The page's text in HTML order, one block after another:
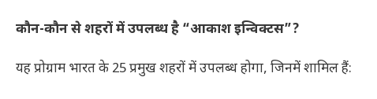
कौन-कौन से शहरों में उपलब्ध है “आकाश इन्विक्टस”?
यह प्रोग्राम भारत के 25 प्रमुख शहरों में उपलब्ध होगा, जिनमें शामिल हैं: